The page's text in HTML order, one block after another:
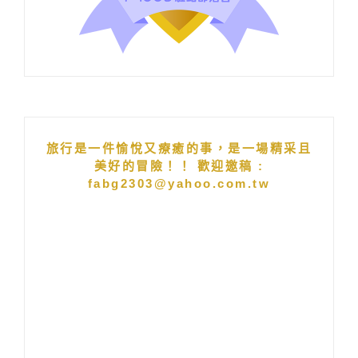
旅行是一件愉悅又療癒的事，是一場精采且
美好的冒險！！ 歡迎邀稿 :
fabg2303@yahoo.com.tw